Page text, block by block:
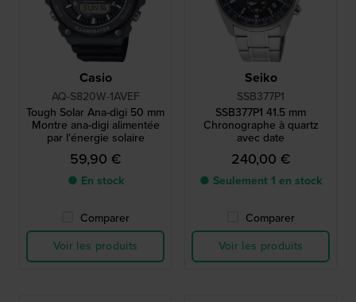
Casio
AQ-S820W-1AVEF
Tough Solar Ana-digi 50 mm
Montre ana-digi alimentée
par l'énergie solaire
59,90 €
● En stock
Comparer
Voir les produits
Seiko
SSB377P1
SSB377P1 41.5 mm
Chronographe à quartz
avec date
240,00 €
● Seulement 1 en stock
Comparer
Voir les produits